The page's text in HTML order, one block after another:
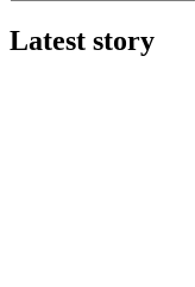
Latest story